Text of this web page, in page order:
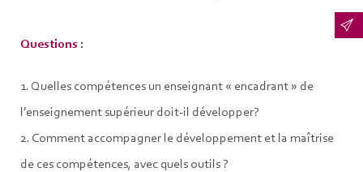
Questions :
1. Quelles compétences un enseignant « encadrant » de
l’enseignement supérieur doit-il développer?
2. Comment accompagner le développement et la maîtrise
de ces compétences, avec quels outils ?